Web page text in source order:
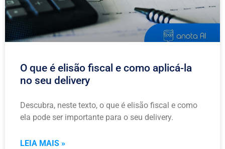
O que é elisão fiscal e como aplicá-la
no seu delivery
Descubra, neste texto, o que é elisão fiscal e como
ela pode ser importante para o seu delivery.
LEIA MAIS »